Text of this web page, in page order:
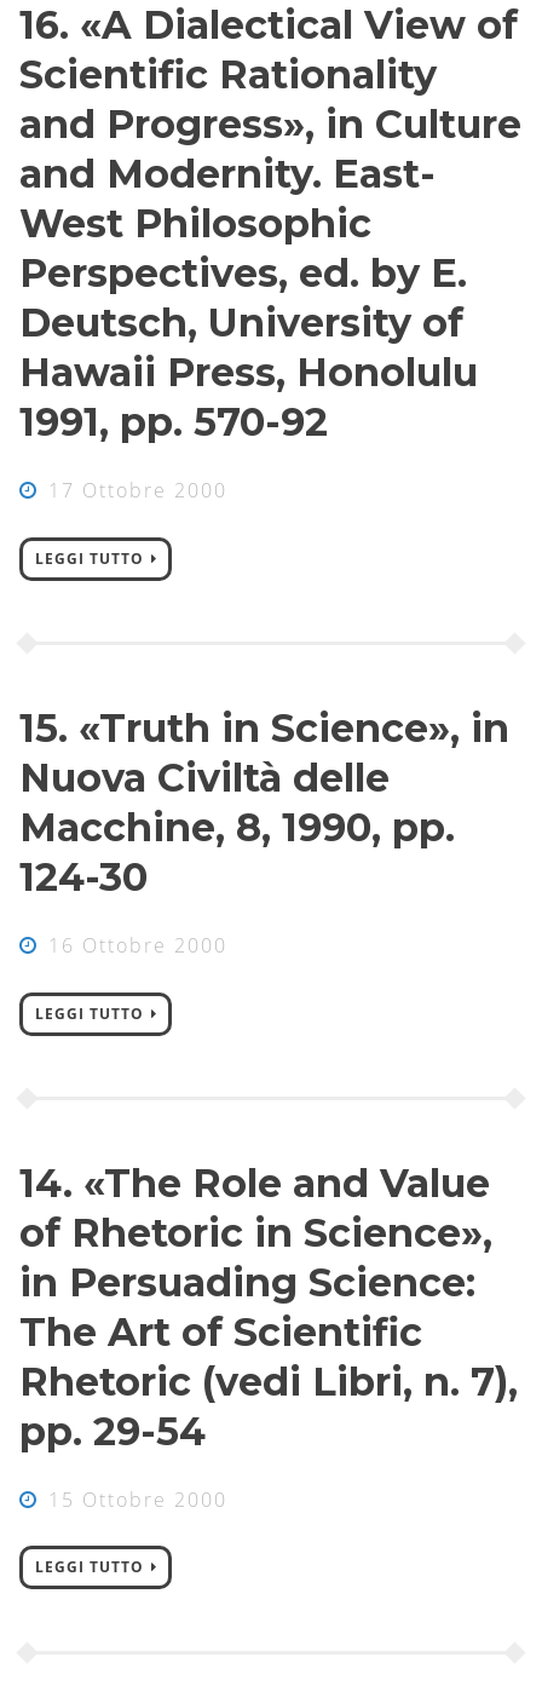
16. «A Dialectical View of
Scientific Rationality
and Progress», in Culture
and Modernity. East-
West Philosophic
Perspectives, ed. by E.
Deutsch, University of
Hawaii Press, Honolulu
1991, pp. 570-92
17 Ottobre 2000
LEGGI TUTTO
15. «Truth in Science», in
Nuova Civiltà delle
Macchine, 8, 1990, pp.
124-30
16 Ottobre 2000
LEGGI TUTTO
14. «The Role and Value
of Rhetoric in Science»,
in Persuading Science:
The Art of Scientific
Rhetoric (vedi Libri, n. 7),
pp. 29-54
15 Ottobre 2000
LEGGI TUTTO